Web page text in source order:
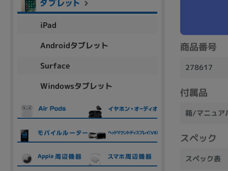
商品番号
278617
付属品
箱/マニュア
スペック
スペック表
iPad
Androidタブレット
Surface
Windowsタブレット
aspire Inspiron
商品の搭載機能による絞り込み
Webカメラ内蔵
ランク
商品状態の絞り込み